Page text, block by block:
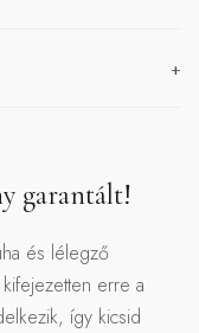
garantált!
és lélegző
erre a
így kicsid